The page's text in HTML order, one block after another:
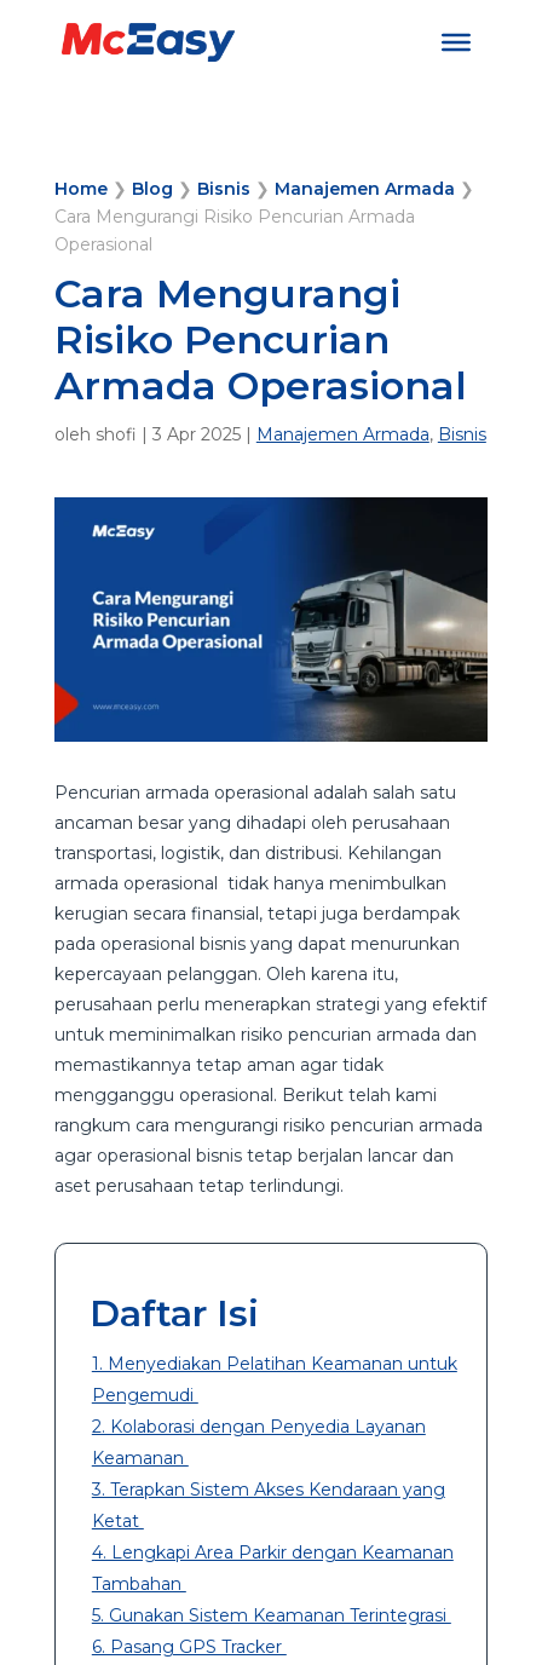
Home❯ Blog ❯ Bisnis ❯ Manajemen Armada ❯
Cara Mengurangi Risiko Pencurian Armada
Operasional
Cara Mengurangi
Risiko Pencurian
Armada Operasional
oleh shofi | 3 Apr 2025| Manajemen Armada, Bisnis
Pencurian armada operasional adalah salah satu
ancaman besar yang dihadapi oleh perusahaan
transportasi, logistik, dan distribusi. Kehilangan
armada operasional tidak hanya menimbulkan
kerugian secara finansial, tetapi juga berdampak
pada operasional bisnis yang dapat menurunkan
kepercayaan pelanggan. Oleh karena itu,
perusahaan perlu menerapkan strategi yang efektif
untuk meminimalkan risiko pencurian armada dan
memastikannya tetap aman agar tidak
mengganggu operasional. Berikut telah kami
rangkum cara mengurangi risiko pencurian armada
agar operasional bisnis tetap berjalan lancar dan
aset perusahaan tetap terlindungi.
Daftar Isi
1. Menyediakan Pelatihan Keamanan untuk
Pengemudi
2. Kolaborasi dengan Penyedia Layanan
Keamanan
3. Terapkan Sistem Akses Kendaraan yang
Ketat
4. Lengkapi Area Parkir dengan Keamanan
Tambahan
5. Gunakan Sistem Keamanan Terintegrasi
6. Pasang GPS Tracker